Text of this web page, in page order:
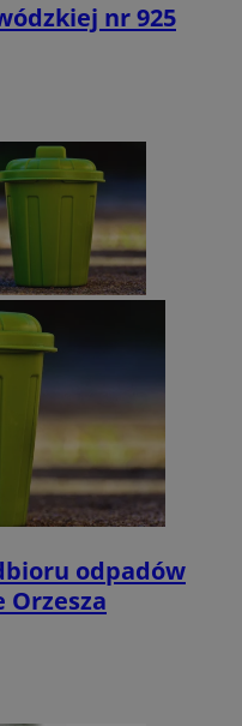
nr 925
odpadów